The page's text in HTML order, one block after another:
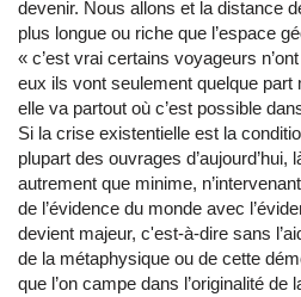
devenir. Nous allons et la distance
plus longue ou riche que l’espace
« c’est vrai certains voyageurs
eux ils vont seulement quelque part
elle va partout où c’est possible
Si la crise existentielle est la
plupart des ouvrages d’aujourd’hui,
autrement que minime,
de l’évidence du monde avec
devient majeur, c'est-à-dire sans
de la métaphysique ou de cette
que l’on campe dans l’originalité de